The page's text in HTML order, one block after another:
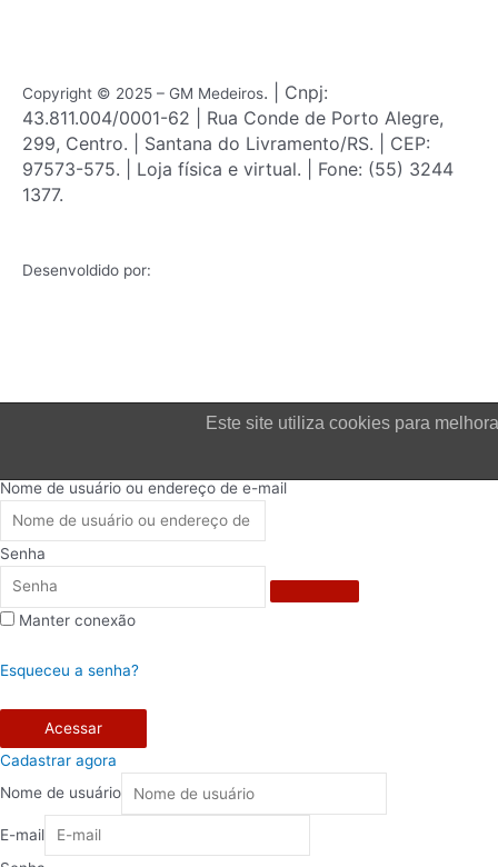
m
Copyright © 2025 – GM Medeiros. | Cnpj:
43.811.004/0001-62 | Rua Conde de Porto Alegre,
299, Centro. | Santana do Livramento/RS. | CEP:
97573-575. | Loja física e virtual. | Fone: (55) 3244
1377.
Desenvoldido por:
Este site utiliza cookies para
Nome de usuário ou endereço de e-mail
Senha
Manter conexão
Esqueceu a senha?
Acessar
Cadastrar agora
Nome de usuário
E-mail